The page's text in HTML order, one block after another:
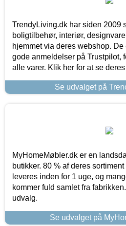
TrendyLiving.dk har siden 2009
boligtilbehør, interiør,
hjemmet via deres webshop.
gode anmeldelser på Trustpilot,
alle varer. Klik her for at se
Se udvalget på
MyHomeMøbler.dk er en
butikker. 80 % af deres
leveres inden for 1 uge, og
kommer fuld samlet fra
udvalg.
Se udvalget på